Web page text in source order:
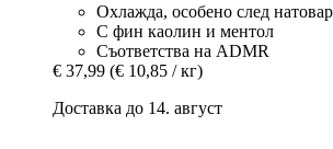
Охлажда, особено след
С фин каолин и ментол
Съответства на ADMR
€ 37,99 (€ 10,85 / кг)
Доставка до 14. август